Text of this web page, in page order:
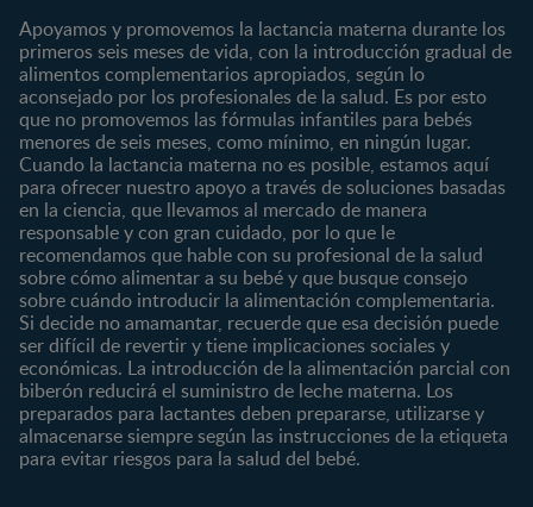
¿Quiénes somos?
Marcas y productos
Nuestros Productos
Nuestras Marcas
Embarazo
Posparto
0 a 4 meses
4 a 6 meses
6 a 8 meses
8 a 12 meses
12 a 24 meses
Desde 2 años
Preescolar
Escolar
Nutrición
Salud
Maternidad
Paternidad
Vida en familia
Marcas
CERELAC®
GERBER®
KLIM®
NAN® 3
Productos
Cereales Infantiles
Compotas y galletas
Fórmulas Infantiles
Apoyamos y promovemos la lactancia materna durante los
primeros seis meses de vida, con la introducción gradual de
alimentos complementarios apropiados, según lo
aconsejado por los profesionales de la salud. Es por esto
que no promovemos las fórmulas infantiles para bebés
menores de seis meses, como mínimo, en ningún lugar.
Cuando la lactancia materna no es posible, estamos aquí
para ofrecer nuestro apoyo a través de soluciones basadas
en la ciencia, que llevamos al mercado de manera
responsable y con gran cuidado, por lo que le
recomendamos que hable con su profesional de la salud
sobre cómo alimentar a su bebé y que busque consejo
sobre cuándo introducir la alimentación complementaria.
Si decide no amamantar, recuerde que esa decisión puede
ser difícil de revertir y tiene implicaciones sociales y
económicas. La introducción de la alimentación parcial con
biberón reducirá el suministro de leche materna. Los
preparados para lactantes deben prepararse, utilizarse y
almacenarse siempre según las instrucciones de la etiqueta
para evitar riesgos para la salud del bebé.